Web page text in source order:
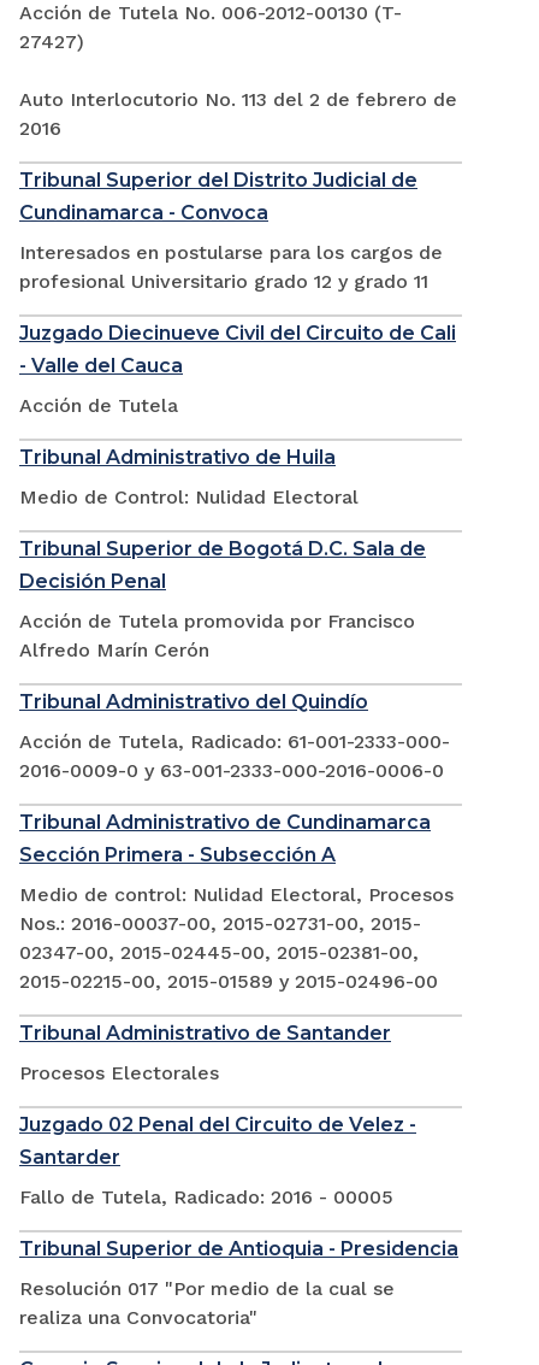
Acción de Tutela No. 006-2012-00130 (T-
27427)
Auto Interlocutorio No. 113 del 2 de febrero de
2016
Tribunal Superior del Distrito Judicial de
Cundinamarca - Convoca
Interesados en postularse para los cargos de
profesional Universitario grado 12 y grado 11
Juzgado Diecinueve Civil del Circuito de Cali
- Valle del Cauca
Acción de Tutela
Tribunal Administrativo de Huila
Medio de Control: Nulidad Electoral
Tribunal Superior de Bogotá D.C. Sala de
Decisión Penal
Acción de Tutela promovida por Francisco
Alfredo Marín Cerón
Tribunal Administrativo del Quindío
Acción de Tutela, Radicado: 61-001-2333-000-
2016-0009-0 y 63-001-2333-000-2016-0006-0
Tribunal Administrativo de Cundinamarca
Sección Primera - Subsección A
Medio de control: Nulidad Electoral, Procesos
Nos.: 2016-00037-00, 2015-02731-00, 2015-
02347-00, 2015-02445-00, 2015-02381-00,
2015-02215-00, 2015-01589 y 2015-02496-00
Tribunal Administrativo de Santander
Procesos Electorales
Juzgado 02 Penal del Circuito de Velez -
Santarder
Fallo de Tutela, Radicado: 2016 - 00005
Tribunal Superior de Antioquia - Presidencia
Resolución 017 "Por medio de la cual se
realiza una Convocatoria"